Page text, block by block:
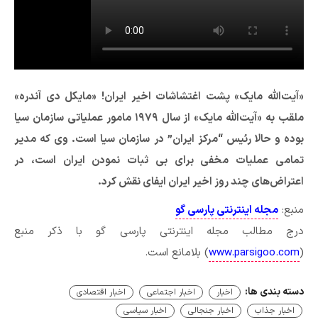
«آیت‌الله مایک» پشت اغتشاشات اخیر ایران! «مایکل دی آندره»
ملقب به «آیت‌الله مایک» از سال ۱۹۷۹ مامور عملیاتی سازمان سیا
بوده و حالا رئیس “مرکز ایران” در سازمان سیا است. وی که مدیر
تمامی عملیات مخفی برای بی ثبات نمودن ایران است، در
اعتراض‌های چند روز اخیر ایران ایفای نقش کرد.
منبع: مجله اینترنتی پارسی گو
درج مطالب مجله اینترنتی پارسی گو با ذکر منبع
(
www.parsigoo.com) بلامانع است.
دسته بندی ها: اخبار اخبار اجتماعی
اخبار اقتصادی
اخبار جذاب
اخبار جنجالی اخبار سیاسی